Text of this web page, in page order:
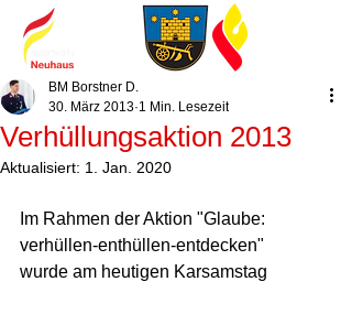
Verhüllungsaktion 2013
BM Borstner D.
30. März 2013 1 Min. Lesezeit
Aktualisiert: 1. Jan. 2020
Im Rahmen der Aktion "Glaube:
verhüllen-enthüllen-entdecken"
wurde am heutigen Karsamstag